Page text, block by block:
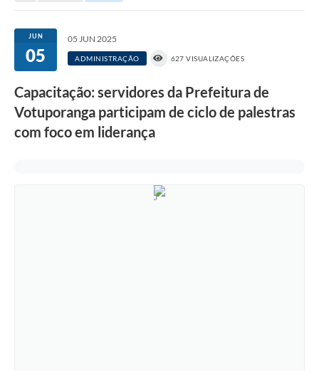
Notícias
Diário Oficial
Prestação de Contas
JUN
05
05 JUN 2025
ADMINISTRAÇÃO 627 VISUALIZAÇÕES
Capacitação: servidores da Prefeitura de
Votuporanga participam de ciclo de palestras
com foco em liderança